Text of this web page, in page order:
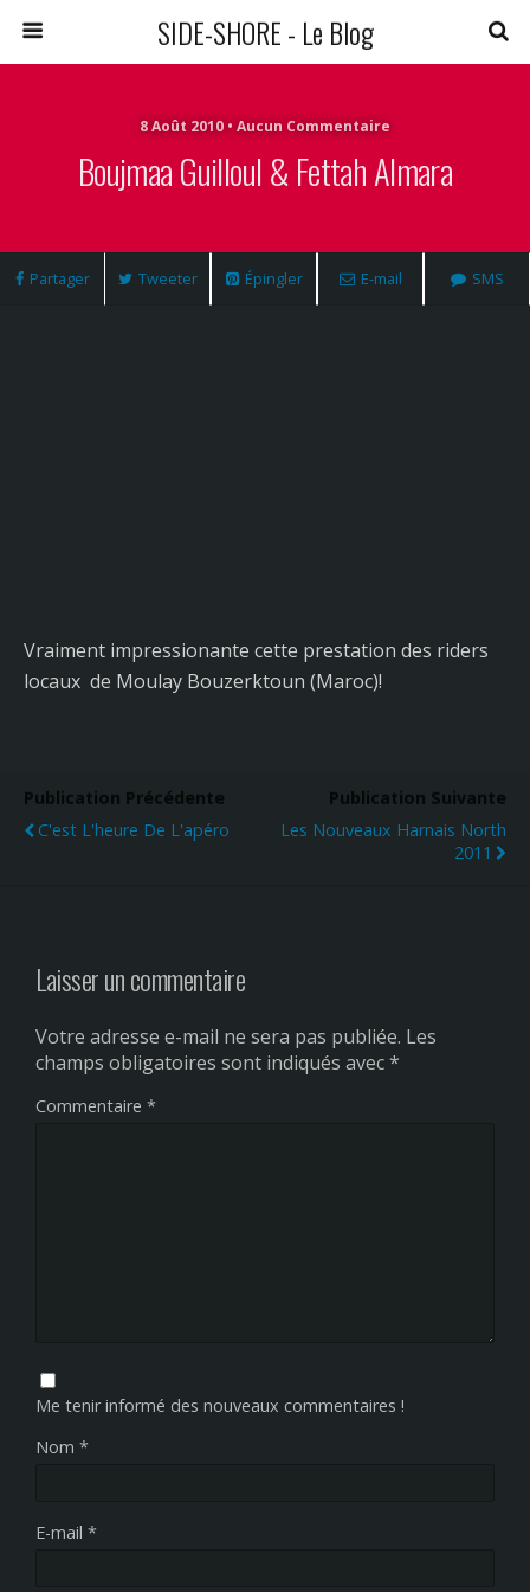
SIDE-SHORE - Le Blog
8 Août 2010 • Aucun Commentaire
Boujmaa Guilloul & Fettah Almara
Partager Tweeter Épingler E-mail SMS
Vraiment impressionante cette prestation des riders
locaux de Moulay Bouzerktoun (Maroc)!
Publication Précédente
C'est L'heure De L'apéro
Publication Suivante
Les Nouveaux Harnais North
2011
Laisser un commentaire
Votre adresse e-mail ne sera pas publiée. Les
champs obligatoires sont indiqués avec*
Commentaire *
Me tenir informé des nouveaux commentaires !
Nom *
E-mail *